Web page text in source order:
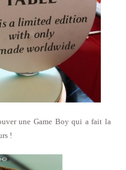
une Game Boy qui a fait la
!